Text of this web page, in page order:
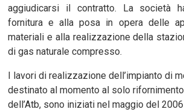
aggiudicarsi il contratto. La società
fornitura e alla posa in opera delle
materiali e alla realizzazione della
di gas naturale compresso.
I lavori di realizzazione dell’impianto di
destinato al momento al solo
dell’Atb, sono iniziati nel maggio del